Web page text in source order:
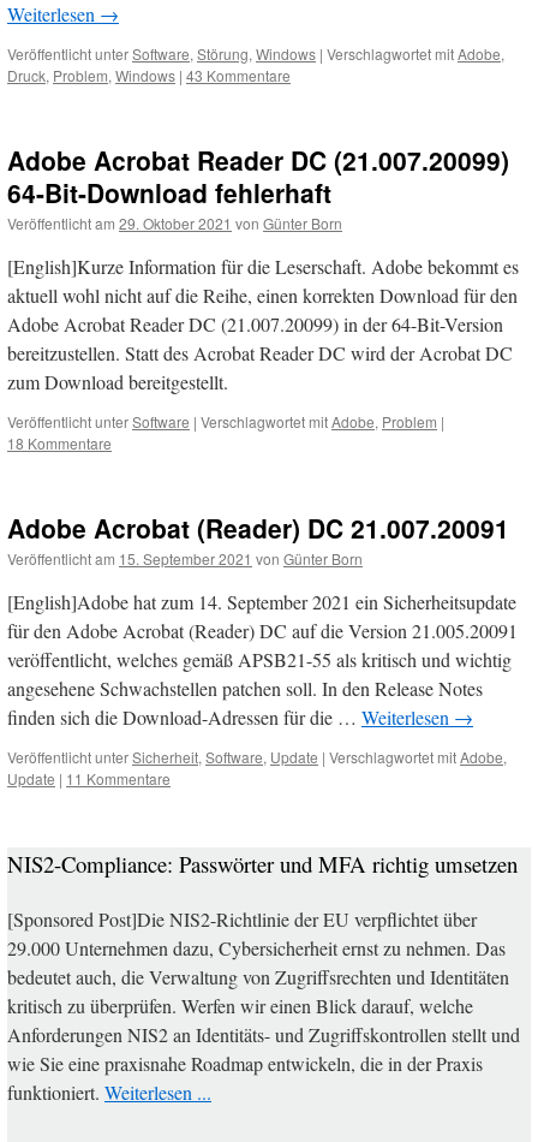
Weiterlesen →
Veröffentlicht unterSoftware, Störung, Windows | Verschlagwortet mitAdobe,
Druck, Problem, Windows | 43 Kommentare
Adobe Acrobat Reader DC (21.007.20099)
64-Bit-Download fehlerhaft
Veröffentlicht am 29. Oktober 2021 von Günter Born
[English]Kurze Information für die Leserschaft. Adobe bekommt es
aktuell wohl nicht auf die Reihe, einen korrekten Download für den
Adobe Acrobat Reader DC (21.007.20099) in der 64-Bit-Version
bereitzustellen. Statt des Acrobat Reader DC wird der Acrobat DC
zum Download bereitgestellt.
Veröffentlicht unterSoftware | Verschlagwortet mitAdobe, Problem |
18 Kommentare
Adobe Acrobat (Reader) DC 21.007.20091
Veröffentlicht am 15. September 2021 von Günter Born
[English]Adobe hat zum 14. September 2021 ein Sicherheitsupdate
für den Adobe Acrobat (Reader) DC auf die Version 21.005.20091
veröffentlicht, welches gemäß APSB21-55 als kritisch und wichtig
angesehene Schwachstellen patchen soll. In den Release Notes
finden sich die Download-Adressen für die … Weiterlesen →
Veröffentlicht unterSicherheit, Software, Update | Verschlagwortet mitAdobe,
Update | 11 Kommentare
NIS2-Compliance: Passwörter und MFA richtig umsetzen
[Sponsored Post]Die NIS2-Richtlinie der EU verpflichtet über
29.000 Unternehmen dazu, Cybersicherheit ernst zu nehmen. Das
bedeutet auch, die Verwaltung von Zugriffsrechten und Identitäten
kritisch zu überprüfen. Werfen wir einen Blick darauf, welche
Anforderungen NIS2 an Identitäts- und Zugriffskontrollen stellt und
wie Sie eine praxisnahe Roadmap entwickeln, die in der Praxis
funktioniert. Weiterlesen ...